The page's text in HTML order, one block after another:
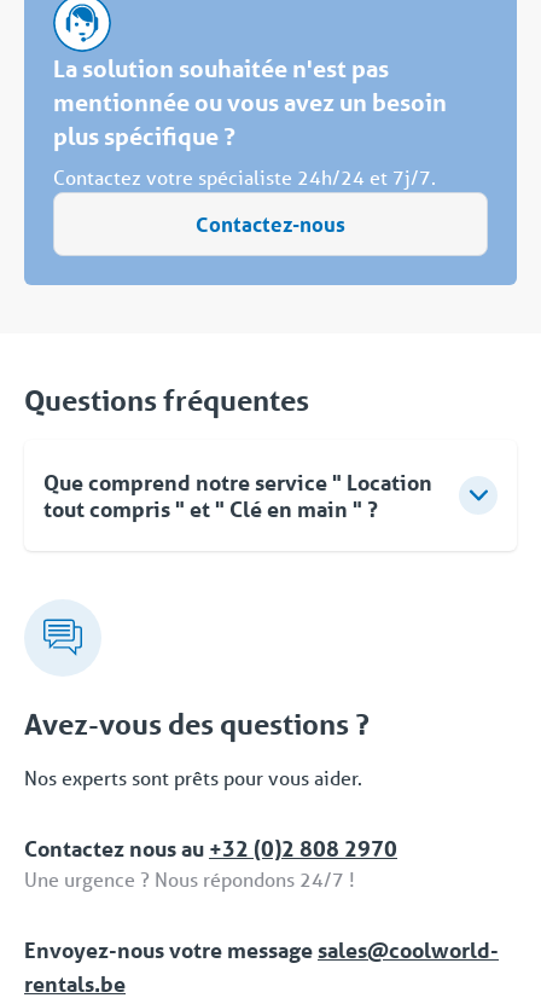
La solution souhaitée n'est pas
mentionnée ou vous avez un besoin
plus spécifique ?
Contactez votre spécialiste 24h/24 et 7j/7.
Contactez-nous
Questions fréquentes
Que comprend notre service " Location
tout compris " et " Clé en main " ?
fourniture d'équipements. Vous pouvez compter sur
des conseils d'experts, une approche flexible et une
livraison clé en main rapide et orientée vers les
solutions. Même après la mise en service, vous
pouvez faire appel à Coolworld à tout moment.
Avec notre propre service d'assistance 24/7/365,
nous vous proposons une solution fiable. Cet
ensemble complet de services et de solutions
compris / Full Service'.
Avez-vous des questions ?
Nos experts sont prêts pour vous aider.
Contactez nous au +32 (0)2 808 2970
Une urgence ? Nous répondons 24/7 !
Envoyez-nous votre message sales@coolworld-
rentals.be